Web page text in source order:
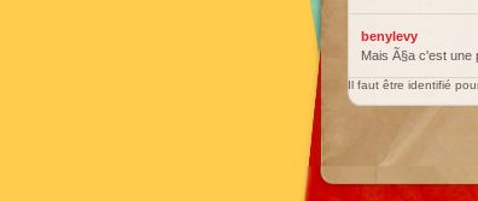
benylevy
Mais Ã§a c'est une
Il faut être identifié